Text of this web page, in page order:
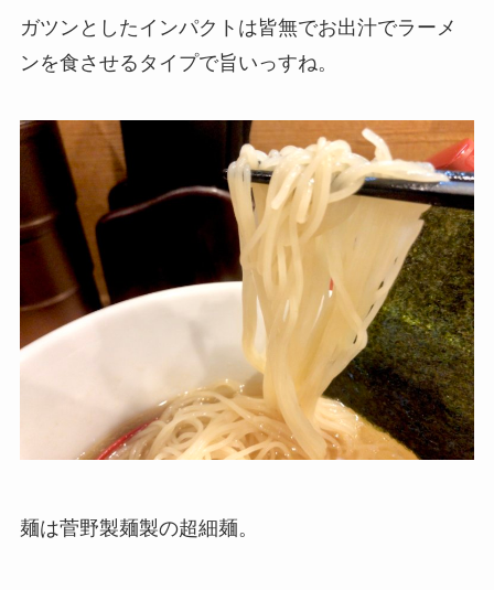
ガツンとしたインパクトは皆無でお出汁でラーメ
ンを食させるタイプで旨いっすね。
麺は菅野製麺製の超細麺。